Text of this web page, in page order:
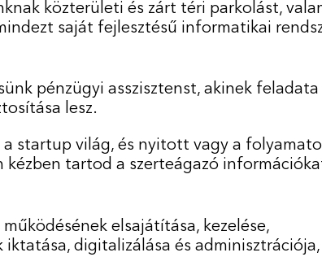
közterületi és zárt téri parkolást,
saját fejlesztésű informatikai
startup világ, és nyitott vagy a
kézben tartod a szerteágazó
elsajátítása, kezelése,
iktatása, digitalizálása és adminisztrációja,
pénzügyi asszisztenst, akinek
lesz.